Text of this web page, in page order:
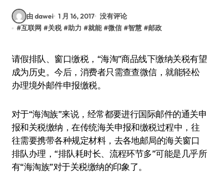
由 dawei 1 月 16, 2017 没有评论
#互联网 #关税 #助力 #就能 #微信 #智慧 #邮政
请假排队、窗口缴税，“海淘”商品线下缴纳关税有望
成为历史。今后，消费者只需查查微信，就能轻松
办理境外邮件申报缴税。
对于“海淘族”来说，经常都要进行国际邮件的通关申
报和关税缴纳，在传统海关申报和缴税过程中，往
往需要携带各种规定材料，去各地邮局的海关窗口
排队办理，“排队耗时长、流程环节多”可能是几乎所
有“海淘族”对于关税缴纳的印象了。